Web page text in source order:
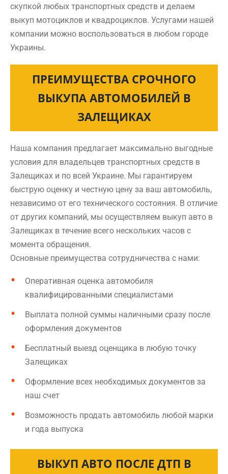
скупкой любых транспортных средств и делаем
выкуп мотоциклов и квадроциклов. Услугами нашей
компании можно воспользоваться в любом городе
Украины.
ПРЕИМУЩЕСТВА СРОЧНОГО
ВЫКУПА АВТОМОБИЛЕЙ В
ЗАЛЕЩИКАХ
Наша компания предлагает максимально выгодные
условия для владельцев транспортных средств в
Залещиках и по всей Украине. Мы гарантируем
быструю оценку и честную цену за ваш автомобиль,
независимо от его технического состояния. В отличие
от других компаний, мы осуществляем выкуп авто в
Залещиках в течение всего нескольких часов с
момента обращения.
Основные преимущества сотрудничества с нами:
Оперативная оценка автомобиля
квалифицированными специалистами
Выплата полной суммы наличными сразу после
оформления документов
Бесплатный выезд оценщика в любую точку
Залещиках
Оформление всех необходимых документов за
наш счет
Возможность продать автомобиль любой марки
и года выпуска
ВЫКУП АВТО ПОСЛЕ ДТП В